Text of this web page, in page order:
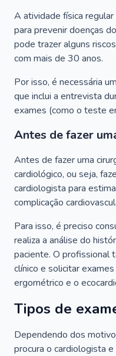
A atividade física
para prevenir doenças
pode trazer alguns
com mais de 30 anos.
Por isso, é necessária
que inclui a entrevista
exames (como o teste
Antes de fazer
Antes de fazer uma
cardiológico, ou seja,
cardiologista para
complicação
Para isso, é preciso
realiza a análise do
paciente. O profissional
clínico e solicitar
ergométrico e o
Tipos de
Dependendo dos
procura o cardiologista